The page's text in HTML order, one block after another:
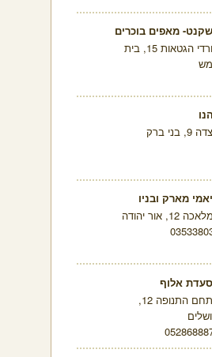
מאפים בוכרים
מורדי הגטאות 15, בית
בני ברק
מארק ובניו
12, אור יהודה
אלוף
מתחם התנופה 12,